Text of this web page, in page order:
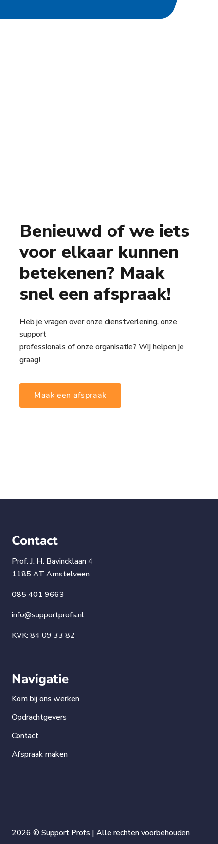
Benieuwd of we iets
voor elkaar kunnen
betekenen? Maak
snel een afspraak!
Heb je vragen over onze dienstverlening, onze
support
professionals of onze organisatie? Wij helpen je
graag!
Maak een afspraak
Contact
Prof. J. H. Bavincklaan 4
1185 AT Amstelveen
085 401 9663
info@supportprofs.nl
KVK: 84 09 33 82
Navigatie
Kom bij ons werken
Opdrachtgevers
Contact
Afspraak maken
2026 © Support Profs | Alle rechten voorbehouden